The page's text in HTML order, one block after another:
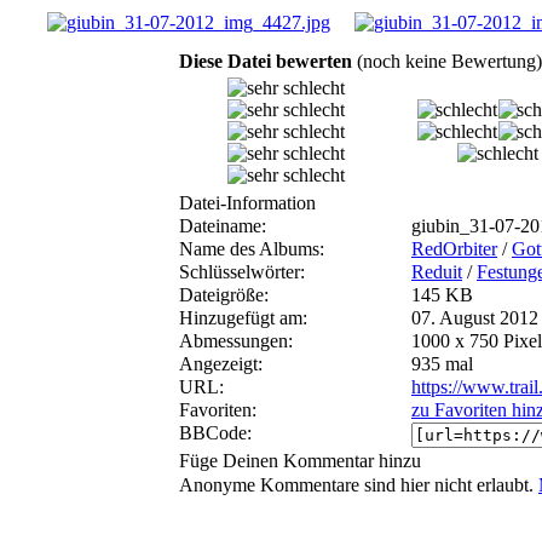
Diese Datei bewerten (noch keine Bewertung)
Datei-Information
Dateiname:
giubin_31-07-
Name des Albums:
RedOrbiter/
Schlüsselwörter:
Reduit /
Dateigröße:
145 KB
Hinzugefügt am:
07. August 2012
Abmessungen:
1000 x 750 Pixel
Angezeigt:
935 mal
URL:
https://
Favoriten:
zu Favoriten
BBCode:
Füge Deinen Kommentar hinzu
Anonyme Kommentare sind hier nicht erlaubt.